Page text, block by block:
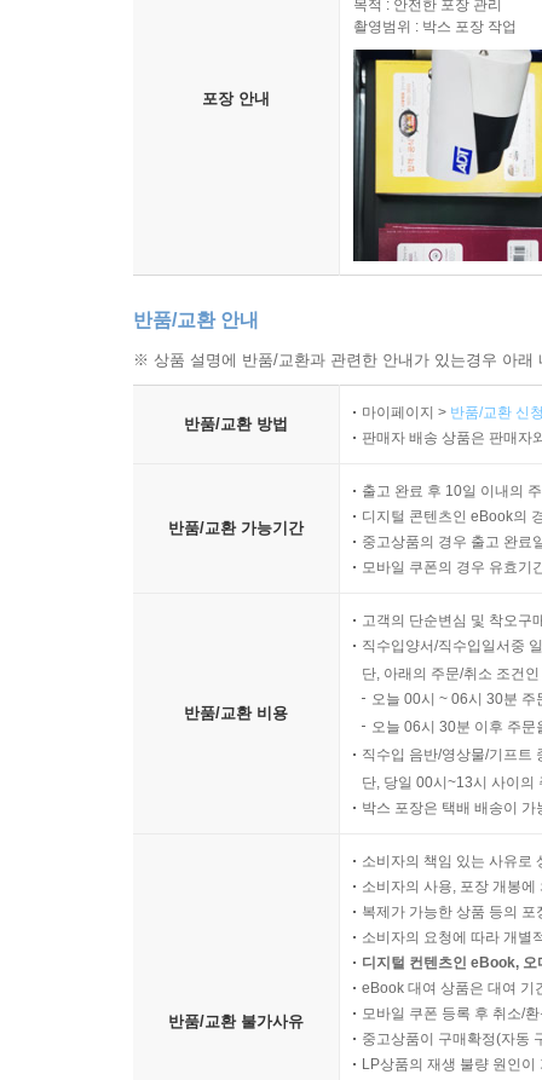
포장 안내
목적 : 안전한 포장 관리
촬영범위 : 박스 포장 작업
반품/교환 안내
※ 상품 설명에 반품/교환과 관련한 안내가 있는경우 아
반품/교환 방법
마이페이지 > 반품/교환 신
판매자 배송 상품은 판매자
반품/교환 가능기간
출고 완료 후 10일 이내의
디지털 콘텐츠인 eBook의
중고상품의 경우 출고 완료
모바일 쿠폰의 경우 유효기
반품/교환 비용
고객의 단순변심 및 착오구
직수입양서/직수입일서중
단, 아래의 주문/취소 조건
오늘 00시 ~ 06시 30분
오늘 06시 30분 이후 주
직수입 음반/영상물/기프트
단, 당일 00시~13시 사이의
박스 포장은 택배 배송이
반품/교환 불가사유
소비자의 책임 있는 사유로
소비자의 사용, 포장 개봉
복제가 가능한 상품 등의
소비자의 요청에 따라 개별
디지털 컨텐츠인 eBook,
eBook 대여 상품은 대여 기
모바일 쿠폰 등록 후 취소/
중고상품이 구매확정(자동
LP상품의 재생 불량 원인